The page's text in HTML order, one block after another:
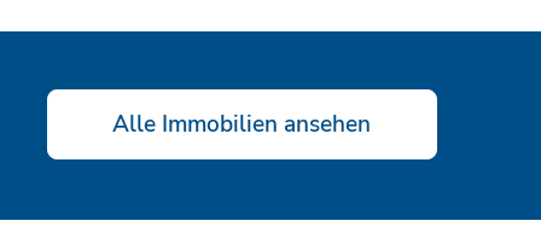
Alle Immobilien ansehen